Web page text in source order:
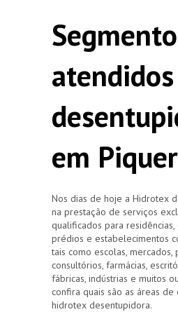
em
Nos dias de hoje a Hidrotex
na prestação de serviços
qualificados para residências,
prédios e estabelecimentos
tais como escolas, mercados,
consultórios, farmácias,
fábricas, indústrias e muitos
confira quais são as áreas de
hidrotex desentupidora.